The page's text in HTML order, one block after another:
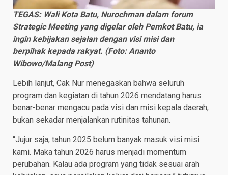
TEGAS: Wali Kota Batu, Nurochman dalam forum
Strategic Meeting yang digelar oleh Pemkot Batu, ia
ingin kebijakan sejalan dengan visi misi dan
berpihak kepada rakyat. (Foto: Ananto
Wibowo/Malang Post)
Lebih lanjut, Cak Nur menegaskan bahwa seluruh
program dan kegiatan di tahun 2026 mendatang harus
benar-benar mengacu pada visi dan misi kepala daerah,
bukan sekadar menjalankan rutinitas tahunan.
“Jujur saja, tahun 2025 belum banyak masuk visi misi
kami. Maka tahun 2026 harus menjadi momentum
perubahan. Kalau ada program yang tidak sesuai arah